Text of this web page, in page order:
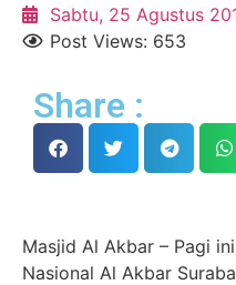
Sabtu, 25 Agustus
Post Views: 653
Share :
Masjid Al Akbar – Pagi
Nasional Al Akbar